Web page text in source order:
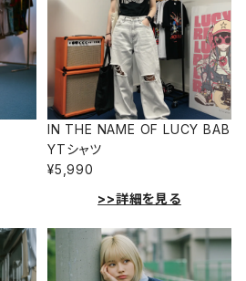
IN THE NAME OF LUCY BAB
YTシャツ
¥5,990
>>詳細を見る